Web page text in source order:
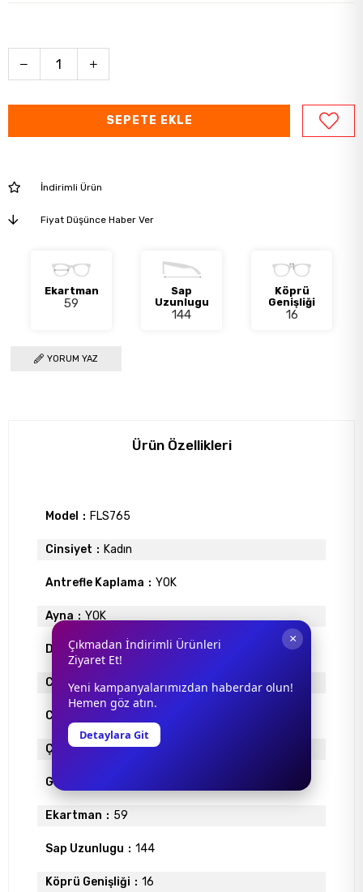
İndirimli Ürün
Fiyat Düşünce Haber Ver
Ekartman
59
Sap
Uzunlugu
144
Köprü
Genişliği
16
YORUM YAZ
Ürün Özellikleri
Model FLS765
Cinsiyet Kadın
Antrefle Kaplama YOK
Ayna YOK
Degrade YOK
Cam Materyali ORGANİK
Cam Rengi
Çerçeve Materyali
Gövde Rengi
Ekartman 59
Sap Uzunlugu 144
Köprü Genişliği 16
×
Çıkmadan İndirimli Ürünleri
Ziyaret Et!
Yeni kampanyalarımızdan haberdar olun!
Hemen göz atın.
Detaylara Git